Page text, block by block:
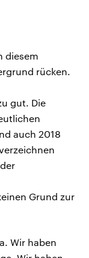
diesem
rücken.
gut. Die
auch 2018
Grund zur
Wir haben